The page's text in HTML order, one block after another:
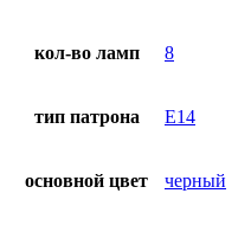
кол-во ламп 8
тип патрона E14
основной цвет черный